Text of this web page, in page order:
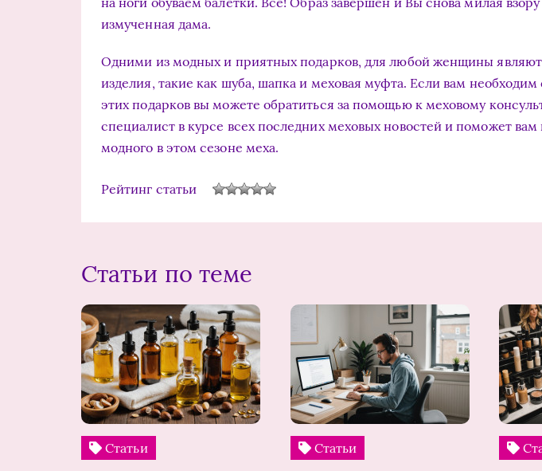
измученная дама.
Одними из модных и приятных подарков, для любой женщины
изделия, такие как шуба, шапка и меховая муфта. Если вам
этих подарков вы можете обратиться за помощью к меховому
специалист в курсе всех последних меховых новостей и поможет вам
модного в этом сезоне меха.
Рейтинг статьи
Статьи по теме
Статьи Статьи